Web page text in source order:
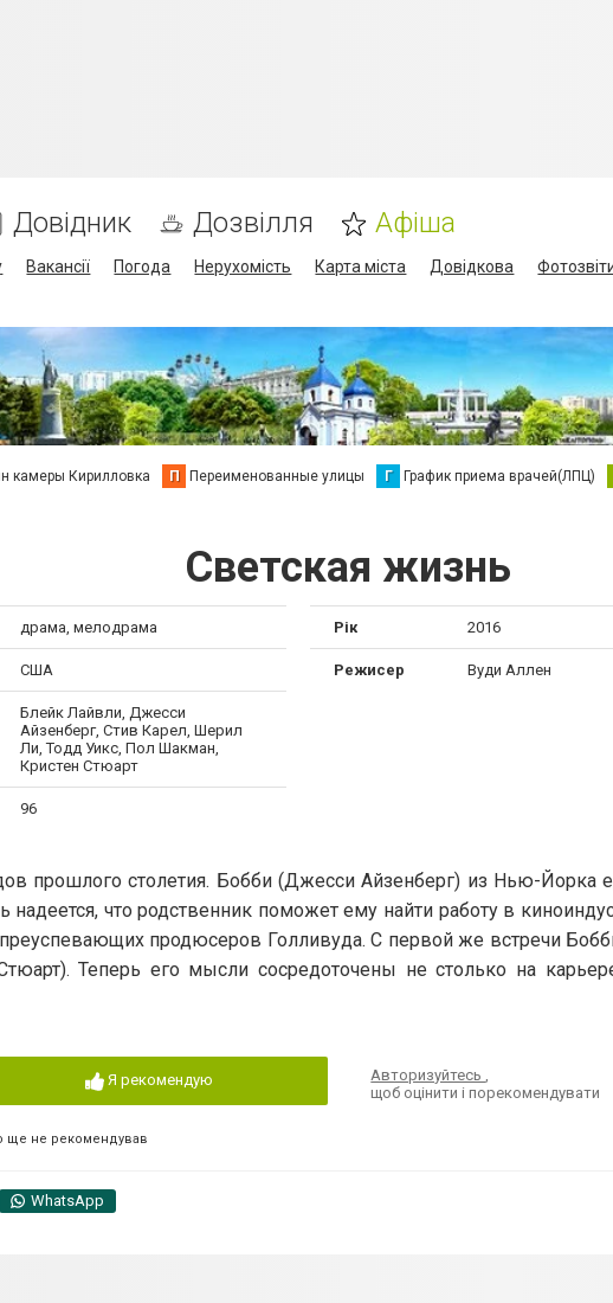
Довідник Дозвілля Афіша
Вакансії Погода Нерухомість Карта міста Довідкова
камеры Кирилловка П Переименованные улицы Г График приема врачей(ЛПЦ)
Светская жизнь
драма, мелодрама
США
Блейк Лайвли, Джесси
Айзенберг, Стив Карел, Шерил
Ли, Тодд Уикс, Пол Шакман,
Кристен Стюарт
Рік 2016
Режисер Вуди Аллен
96
прошлого столетия. Бобби (Джесси Айзенберг) из Нью-Йорка
что родственник поможет ему найти работу в
продюсеров Голливуда. С первой же встречи
Теперь его мысли сосредоточены не столько на
Я рекомендую
ще не рекомендував
Авторизуйтесь,
щоб оцінити і порекомендувати
WhatsApp